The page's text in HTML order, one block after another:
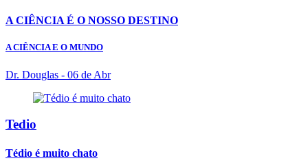
A CIÊNCIA É O NOSSO DESTINO
A CIÊNCIA E O MUNDO
Dr. Douglas - 06 de Abr
Tedio
Tédio é muito chato